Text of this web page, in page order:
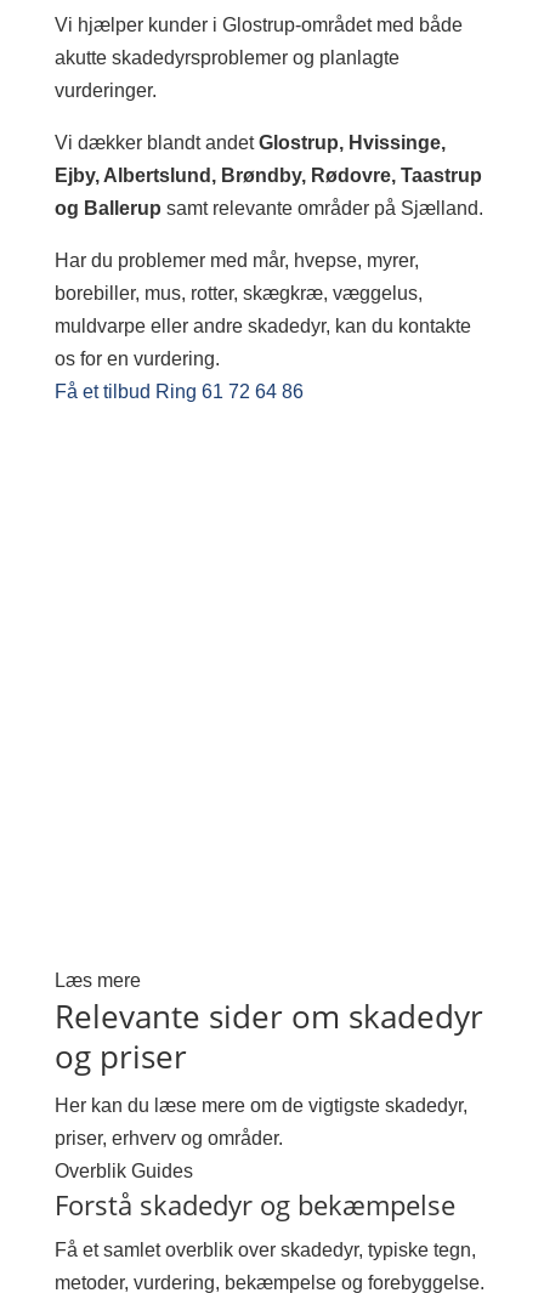
Vi hjælper kunder i Glostrup-området med både
akutte skadedyrsproblemer og planlagte
vurderinger.
Vi dækker blandt andetGlostrup, Hvissinge,
Ejby, Albertslund, Brøndby, Rødovre, Taastrup
og Ballerup samt relevante områder på Sjælland.
Har du problemer med mår, hvepse, myrer,
borebiller, mus, rotter, skægkræ, væggelus,
muldvarpe eller andre skadedyr, kan du kontakte
os for en vurdering.
Få et tilbud Ring 61 72 64 86
Læs mere
Relevante sider om skadedyr
og priser
Her kan du læse mere om de vigtigste skadedyr,
priser, erhverv og områder.
Overblik Guides
Forstå skadedyr og bekæmpelse
Få et samlet overblik over skadedyr, typiske tegn,
metoder, vurdering, bekæmpelse og forebyggelse.